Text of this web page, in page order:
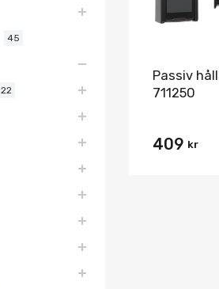
Passiv
711250
409 kr
45
22